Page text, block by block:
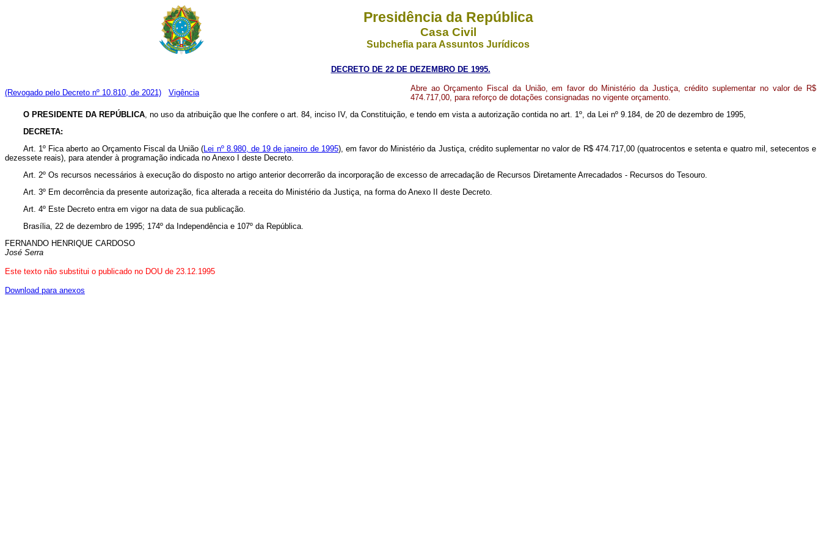
Presidência da República
Casa Civil
Subchefia para Assuntos Jurídicos
DECRETO DE 22 DE DEZEMBRO DE 1995.
(Revogado pelo Decreto nº 10.810, de 2021) Vigência
Abre ao Orçamento Fiscal da União, em favor do Ministério da Justiça, crédito suplementar no valor de R$
474.717,00, para reforço de dotações consignadas no vigente orçamento.
O PRESIDENTE DA REPÚBLICA, no uso da atribuição que lhe confere o art. 84, inciso IV, da Constituição, e tendo em vista a autorização contida no art. 1º, da Lei nº 9.184, de 20 de dezembro de 1995,
DECRETA:
Art. 1º Fica aberto ao Orçamento Fiscal da União (Lei nº 8.980, de 19 de janeiro de 1995), em favor do Ministério da Justiça, crédito suplementar no valor de R$ 474.717,00 (quatrocentos e setenta e quatro mil, setecentos e
dezessete reais), para atender à programação indicada no Anexo I deste Decreto.
Art. 2º Os recursos necessários à execução do disposto no artigo anterior decorrerão da incorporação de excesso de arrecadação de Recursos Diretamente Arrecadados - Recursos do Tesouro.
Art. 3º Em decorrência da presente autorização, fica alterada a receita do Ministério da Justiça, na forma do Anexo II deste Decreto.
Art. 4º Este Decreto entra em vigor na data de sua publicação.
Brasília, 22 de dezembro de 1995; 174º da Independência e 107º da República.
FERNANDO HENRIQUE CARDOSO
José Serra
Este texto não substitui o publicado no DOU de 23.12.1995
Download para anexos